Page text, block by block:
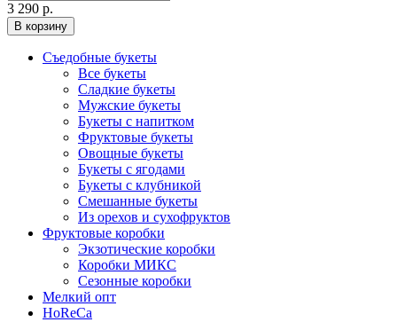
3 290 р.
В корзину
Съедобные букеты
Все букеты
Сладкие букеты
Мужские букеты
Букеты с напитком
Фруктовые букеты
Овощные букеты
Букеты с ягодами
Букеты с клубникой
Смешанные букеты
Из орехов и сухофруктов
Фруктовые коробки
Экзотические коробки
Коробки МИКС
Сезонные коробки
Мелкий опт
HoReCa